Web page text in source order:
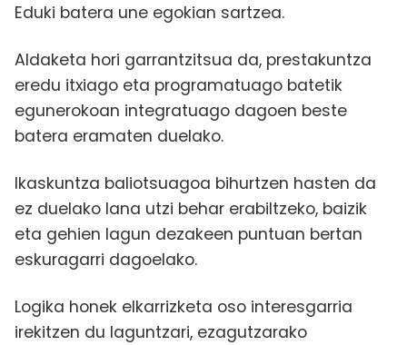
Eduki batera une egokian sartzea.
Aldaketa hori garrantzitsua da, prestakuntza
eredu itxiago eta programatuago batetik
egunerokoan integratuago dagoen beste
batera eramaten duelako.
Ikaskuntza baliotsuagoa bihurtzen hasten da
ez duelako lana utzi behar erabiltzeko, baizik
eta gehien lagun dezakeen puntuan bertan
eskuragarri dagoelako.
Logika honek elkarrizketa oso interesgarria
irekitzen du laguntzari, ezagutzarako